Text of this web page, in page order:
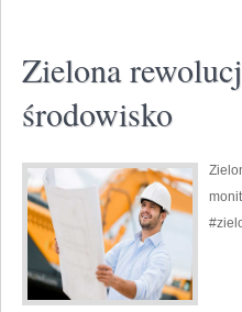
Zielona
środowisko